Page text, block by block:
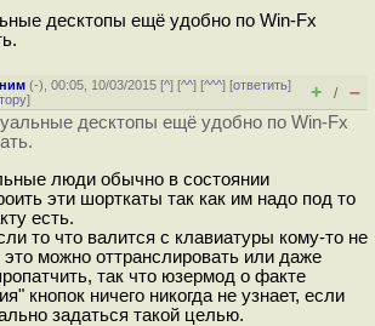
десктопы ещё удобно по Win-Fx
(-), 00:05, 10/03/2015 [^] [^^] [^^^] [ответить]
] + / –
десктопы ещё удобно по Win-Fx
люди обычно в состоянии
эти шорткаты так как им надо под то
есть.
то что валится с клавиатуры кому-то не
это можно оттранслировать или даже
так что юзермод о факте
кнопок ничего никогда не узнает, если
задаться такой целью.